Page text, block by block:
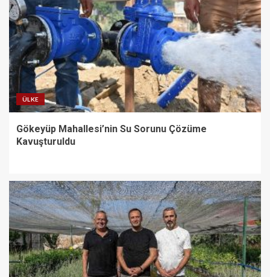
ÜLKE
Gökeyüp Mahallesi’nin Su Sorunu Çözüme
Kavuşturuldu